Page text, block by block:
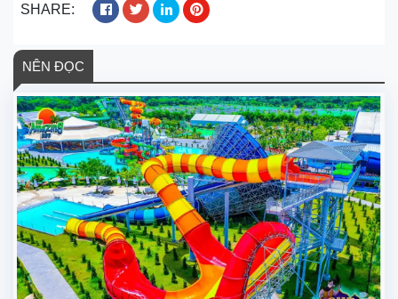
SHARE:
NÊN ĐỌC